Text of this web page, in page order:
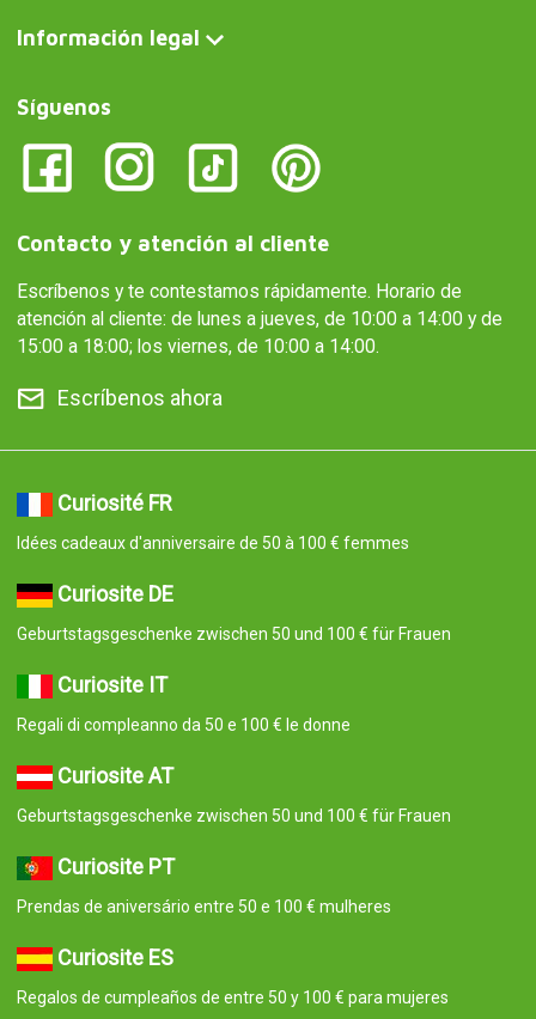
Información legal
Síguenos
Contacto y atención al cliente
Escríbenos y te contestamos rápidamente. Horario de
atención al cliente: de lunes a jueves, de 10:00 a 14:00 y de
15:00 a 18:00; los viernes, de 10:00 a 14:00.
Escríbenos ahora
Curiosité FR
Idées cadeaux d'anniversaire de 50 à 100 € femmes
Curiosite DE
Geburtstagsgeschenke zwischen 50 und 100 € für Frauen
Curiosite IT
Regali di compleanno da 50 e 100 € le donne
Curiosite AT
Geburtstagsgeschenke zwischen 50 und 100 € für Frauen
Curiosite PT
Prendas de aniversário entre 50 e 100 € mulheres
Curiosite ES
Regalos de cumpleaños de entre 50 y 100 € para mujeres